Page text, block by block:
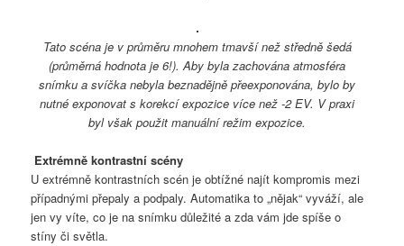
Tato scéna je v průměru mnohem tmavší než středně šedá
(průměrná hodnota je 6!). Aby byla zachována atmosféra
snímku a svíčka nebyla beznadějně přeexponována, bylo by
nutné exponovat s korekcí expozice více než -2 EV. V praxi
byl však použit manuální režim expozice.
Extrémně kontrastní scény
U extrémně kontrastních scén je obtížné najít kompromis mezi
případnými přepaly a podpaly. Automatika to „nějak“ vyváží, ale
jen vy víte, co je na snímku důležité a zda vám jde spíše o
stíny či světla.